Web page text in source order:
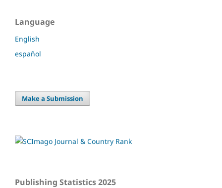
Language
English
español
Make a Submission
Publishing Statistics 2025